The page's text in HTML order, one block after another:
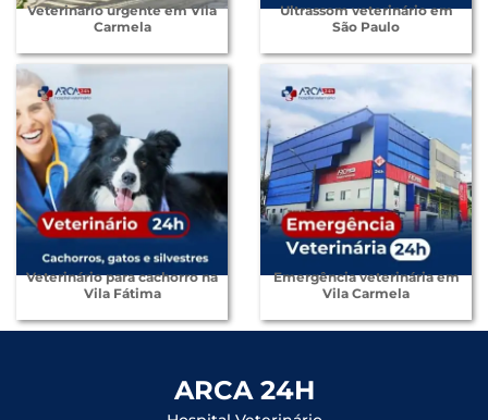
Veterinário urgente em Vila
Carmela
Ultrassom veterinário em
São Paulo
Veterinário para cachorro na
Vila Fátima
Emergência veterinária em
Vila Carmela
ARCA 24H